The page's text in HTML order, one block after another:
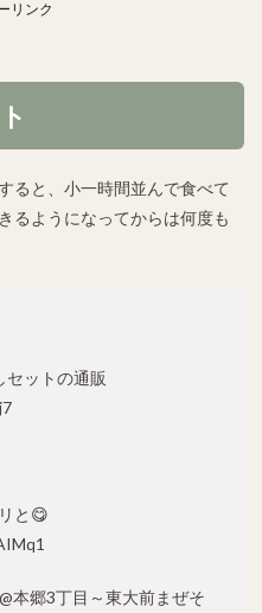
リンク
ると、小一時間並んで食べて
るようになってからは何度も
セットの通販
と😋
本郷3丁目～東大前まぜそ